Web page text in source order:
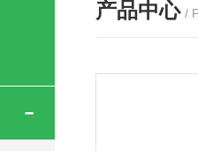
产品中心 /